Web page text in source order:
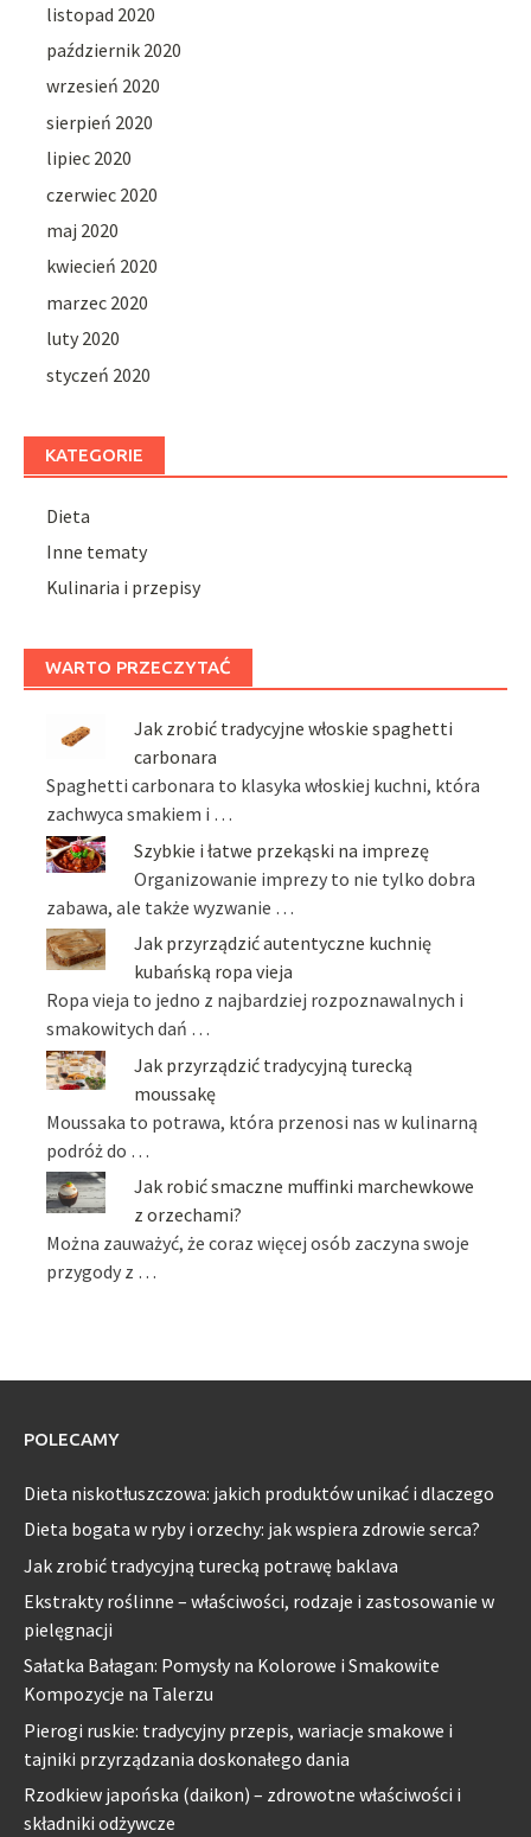
listopad 2020
październik 2020
wrzesień 2020
sierpień 2020
lipiec 2020
czerwiec 2020
maj 2020
kwiecień 2020
marzec 2020
luty 2020
styczeń 2020
KATEGORIE
Dieta
Inne tematy
Kulinaria i przepisy
WARTO PRZECZYTAĆ
Jak zrobić tradycyjne włoskie spaghetti
carbonara
Spaghetti carbonara to klasyka włoskiej kuchni, która
zachwyca smakiem i …
Szybkie i łatwe przekąski na imprezę
Organizowanie imprezy to nie tylko dobra
zabawa, ale także wyzwanie …
Jak przyrządzić autentyczne kuchnię
kubańską ropa vieja
Ropa vieja to jedno z najbardziej rozpoznawalnych i
smakowitych dań …
Jak przyrządzić tradycyjną turecką
moussakę
Moussaka to potrawa, która przenosi nas w kulinarną
podróż do …
Jak robić smaczne muffinki marchewkowe
z orzechami?
Można zauważyć, że coraz więcej osób zaczyna swoje
przygody z …
POLECAMY
Dieta niskotłuszczowa: jakich produktów unikać i dlaczego
Dieta bogata w ryby i orzechy: jak wspiera zdrowie serca?
Jak zrobić tradycyjną turecką potrawę baklava
Ekstrakty roślinne – właściwości, rodzaje i zastosowanie w
pielęgnacji
Sałatka Bałagan: Pomysły na Kolorowe i Smakowite
Kompozycje na Talerzu
Pierogi ruskie: tradycyjny przepis, wariacje smakowe i
tajniki przyrządzania doskonałego dania
Rzodkiew japońska (daikon) – zdrowotne właściwości i
składniki odżywcze